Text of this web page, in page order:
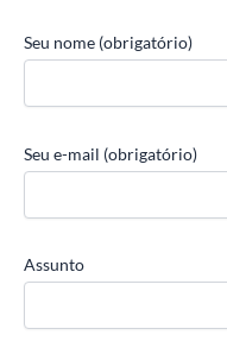
Seu nome (obrigatório)
Seu e-mail (obrigatório)
Assunto